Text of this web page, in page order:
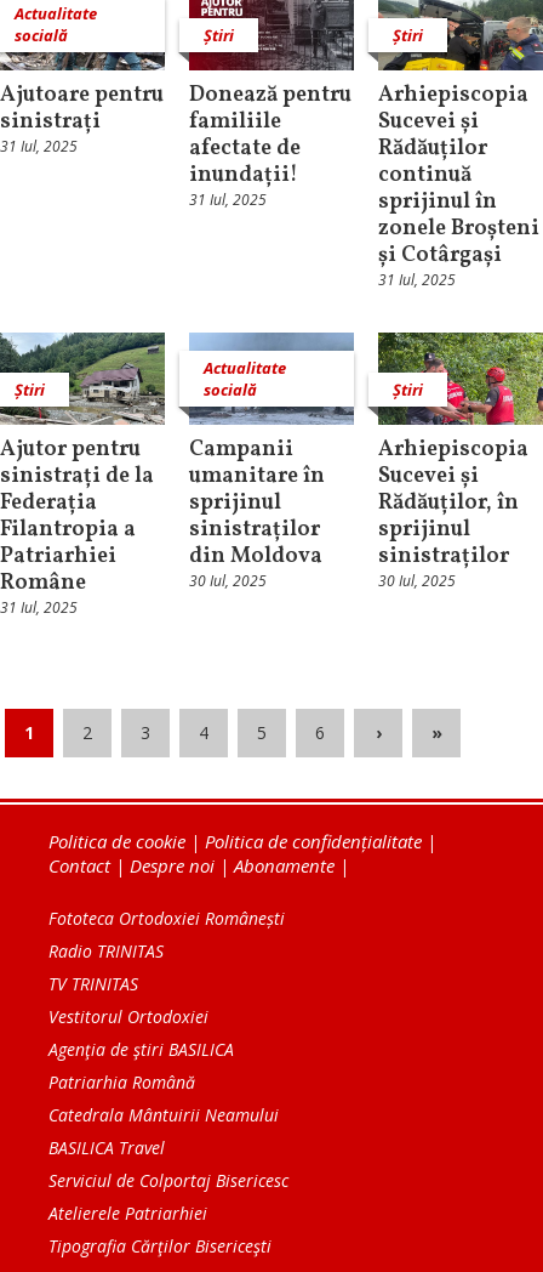
Actualitate
socială
Ajutoare pentru
sinistrați
31 Iul, 2025
Știri
Donează pentru
familiile
afectate de
inundații!
31 Iul, 2025
Știri
Arhiepiscopia
Sucevei și
Rădăuților
continuă
sprijinul în
zonele Broșteni
și Cotârgași
31 Iul, 2025
Știri
Ajutor pentru
sinistrați de la
Federația
Filantropia a
Patriarhiei
Române
31 Iul, 2025
Actualitate
socială
Campanii
umanitare în
sprijinul
sinistraților
din Moldova
30 Iul, 2025
Știri
Arhiepiscopia
Sucevei și
Rădăuților, în
sprijinul
sinistraților
30 Iul, 2025
1 2 3 4 5 6 › »
Politica de cookie | Politica de confidențialitate |
Contact| Despre noi |Abonamente |
Fototeca Ortodoxiei Românești
Radio TRINITAS
TV TRINITAS
Vestitorul Ortodoxiei
Agenţia de ştiri BASILICA
Patriarhia Română
Catedrala Mântuirii Neamului
BASILICA Travel
Serviciul de Colportaj Bisericesc
Atelierele Patriarhiei
Tipografia Cărţilor Bisericeşti